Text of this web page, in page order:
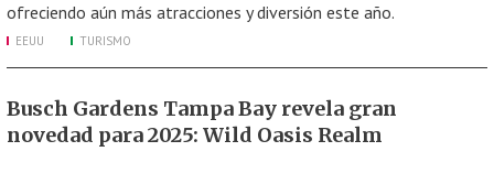
ofreciendo aún más atracciones y diversión este año.
EEUU TURISMO
Busch Gardens Tampa Bay revela gran
novedad para 2025: Wild Oasis Realm